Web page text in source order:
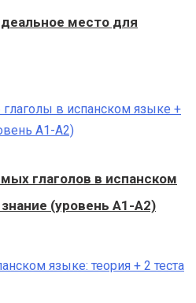
место для
глаголов в испанском
(уровень A1-A2)